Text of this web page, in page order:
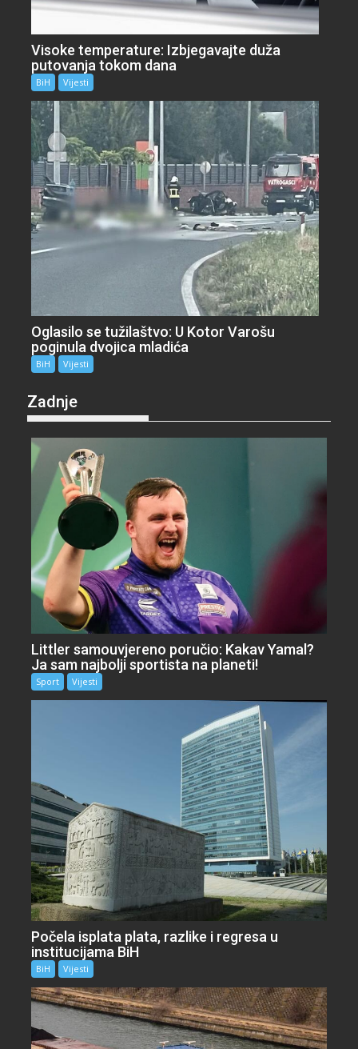
Visoke temperature: Izbjegavajte duža
putovanja tokom dana
BiH Vijesti
Oglasilo se tužilaštvo: U Kotor Varošu
poginula dvojica mladića
BiH Vijesti
Zadnje
Littler samouvjereno poručio: Kakav Yamal?
Ja sam najbolji sportista na planeti!
Sport Vijesti
Počela isplata plata, razlike i regresa u
institucijama BiH
BiH Vijesti